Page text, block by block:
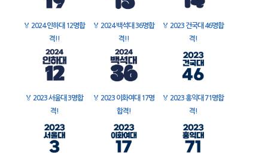
🏅 2024 인하대 12명합
격!!
🏅 2024 백석대 36명합
격!!
🏅 2023 건국대 46명합
격!
🏅 2023 서울대 3명합
격!
🏅 2023 이화여대 17명
합격!
🏅 2023 홍익대 71명합
격!